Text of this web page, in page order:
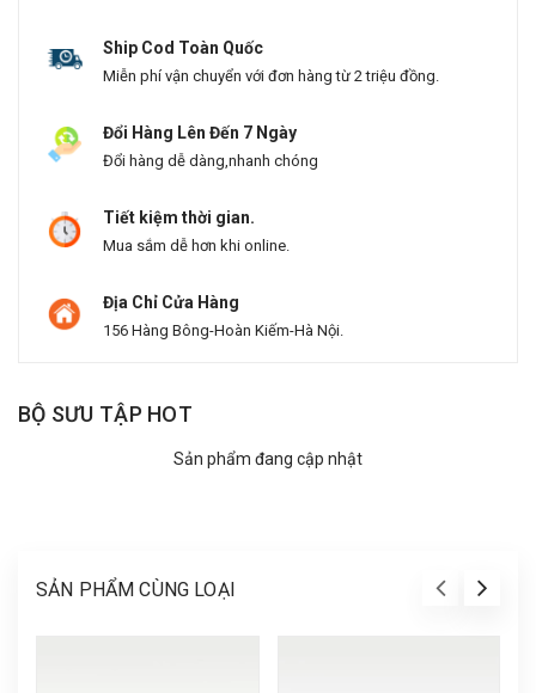
Ship Cod Toàn Quốc
Miễn phí vận chuyển với đơn hàng từ 2 triệu đồng.
Đổi Hàng Lên Đến 7 Ngày
Đổi hàng dễ dàng,nhanh chóng
Tiết kiệm thời gian.
Mua sắm dễ hơn khi online.
Địa Chỉ Cửa Hàng
156 Hàng Bông-Hoàn Kiếm-Hà Nội.
BỘ SƯU TẬP HOT
Sản phẩm đang cập nhật
SẢN PHẨM CÙNG LOẠI